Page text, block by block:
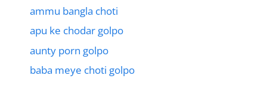
ammu bangla choti
apu ke chodar golpo
aunty porn golpo
baba meye choti golpo